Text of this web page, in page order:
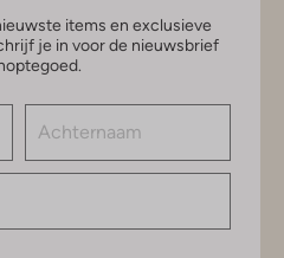
items en exclusieve
je in voor de nieuwsbrief